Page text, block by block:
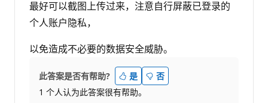
最好可以截图上传过来，注意自行屏蔽已登录的
个人账户隐私，
以免造成不必要的数据安全威胁。
此答案是否有帮助? 是
否
1 个人认为此答案很有帮助。